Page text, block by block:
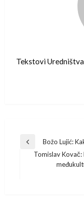
Tekstovi
objava
Previous
Božo Lujić:
Tomislav